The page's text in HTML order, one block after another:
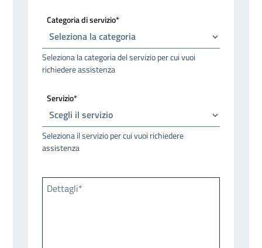
Categoria di servizio*
Seleziona la categoria del servizio per cui vuoi
richiedere assistenza
Servizio*
Seleziona il servizio per cui vuoi richiedere
assistenza
Dettagli*